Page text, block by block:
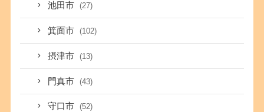
池田市 (27)
箕面市 (102)
摂津市 (13)
門真市 (43)
守口市 (52)